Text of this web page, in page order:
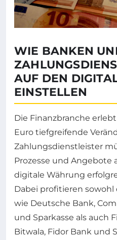
WIE BANKEN
AUF DEN
EINSTELLEN
Die Finanzbranche
Euro tiefgreifende
Zahlungsdienstleister
Prozesse und Angebote
digitale Währung
Dabei profitieren
wie Deutsche Bank,
und Sparkasse als auch
Bitwala, Fidor Bank und